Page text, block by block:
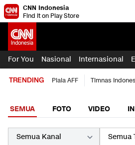
CNN Indonesia
Find it on Play Store
For You Nasional Internasional
TRENDING Piala AFF Timnas
SEMUA FOTO VIDEO